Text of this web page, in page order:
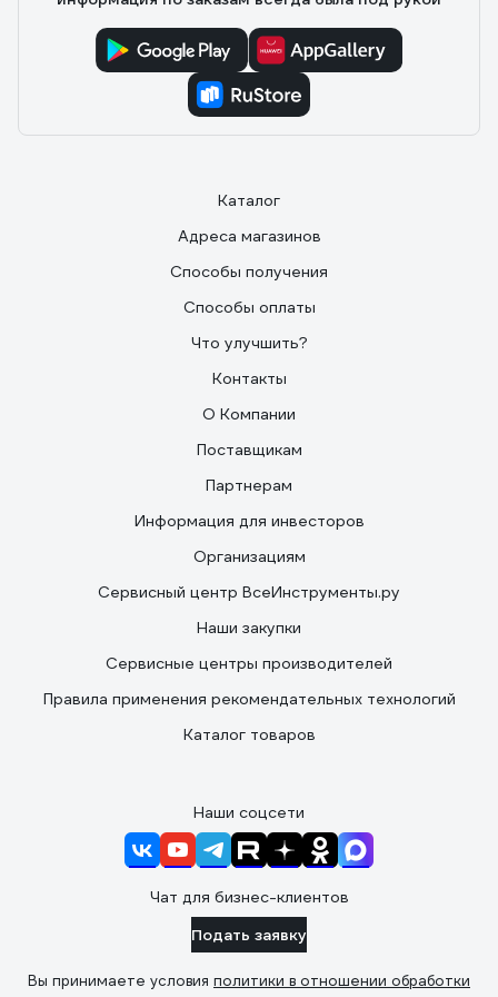
этом одежда остается очень мягкая. Я так понимаю
что гель стирает мягче чем порошок, мне понравился,
возьму еще!
Каталог
Адреса магазинов
Способы получения
Способы оплаты
Что улучшить?
Контакты
О Компании
Поставщикам
Партнерам
Информация для инвесторов
Организациям
Сервисный центр ВсеИнструменты.ру
Наши закупки
Сервисные центры производителей
Правила применения рекомендательных технологий
Каталог товаров
Наши соцсети
Чат для бизнес-клиентов
Подать заявку
Вы принимаете условия политики в отношении обработки